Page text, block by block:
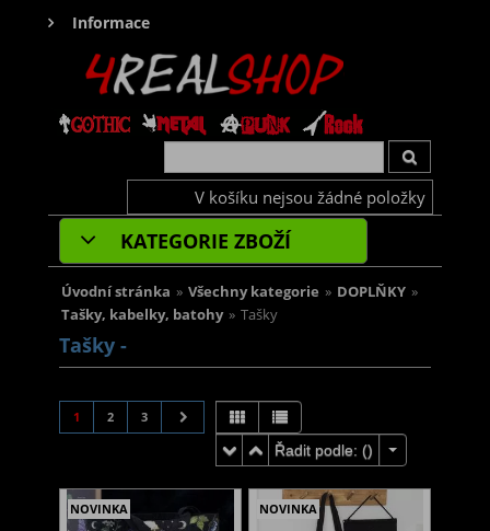
Informace
V košíku nejsou žádné položky
KATEGORIE ZBOŽÍ
Úvodní stránka » Všechny kategorie » DOPLŇKY »
Tašky, kabelky, batohy » Tašky
Tašky -
1 2 3
Řadit podle: ()
NOVINKA NOVINKA